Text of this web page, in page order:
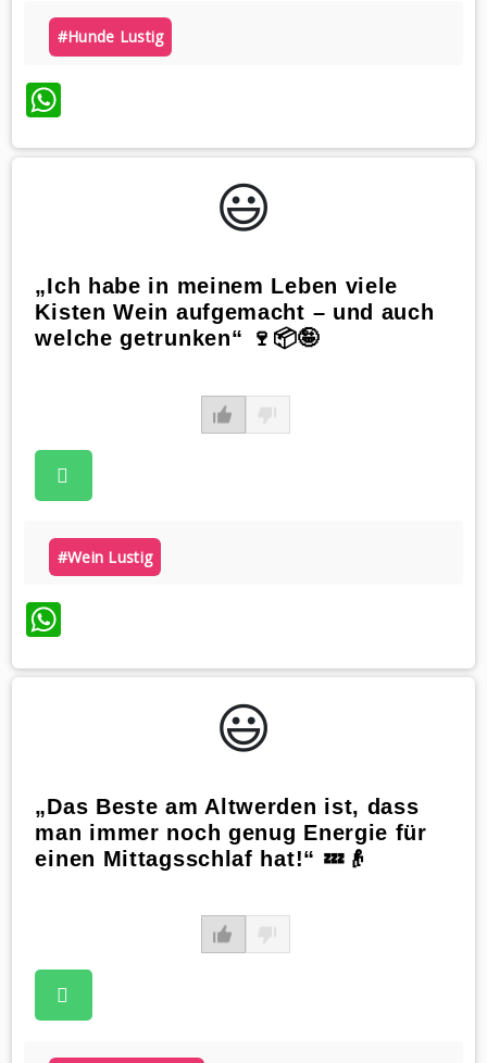
#hunde Lustig
WhatsApp
😃️
„Ich habe in meinem Leben viele
Kisten Wein aufgemacht – und auch
welche getrunken“ 🍷📦🤪
#wein Lustig
WhatsApp
😃️
„Das Beste am Altwerden ist, dass
man immer noch genug Energie für
einen Mittagsschlaf hat!“ 💤👴